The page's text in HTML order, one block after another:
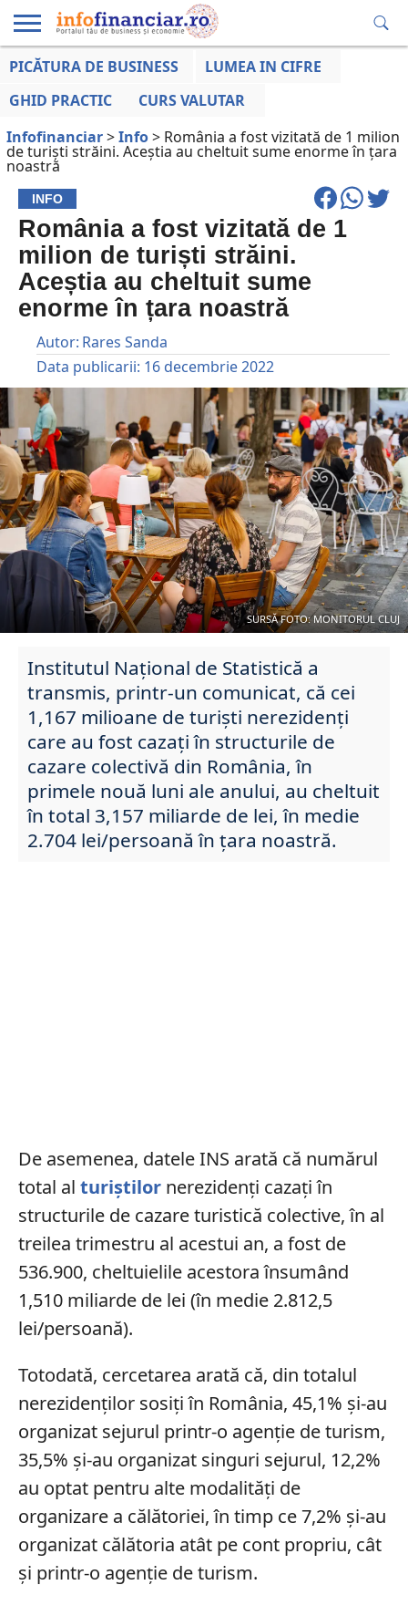
EDUCAȚIE
LA ZI
AFACERILOR
PICĂTURA DE BUSINESS
LUMEA IN CIFRE
GHID PRACTIC
CURS VALUTAR
Infofinanciar>Info> România a fost vizitată de 1 milion
de turiști străini. Aceștia au cheltuit sume enorme în țara
noastră
INFO
România a fost vizitată de 1
milion de turiști străini.
Aceștia au cheltuit sume
enorme în țara noastră
Autor: Rares Sanda
Data publicarii: 16 decembrie 2022
SURSĂ FOTO: MONITORUL CLUJ
Institutul Național de Statistică a
transmis, printr-un comunicat, că cei
1,167 milioane de turişti nerezidenţi
care au fost cazați în structurile de
cazare colectivă din România, în
primele nouă luni ale anului, au cheltuit
în total 3,157 miliarde de lei, în medie
2.704 lei/persoană în țara noastră.
De asemenea, datele INS arată că numărul
total al turiştilornerezidenţi cazaţi în
structurile de cazare turistică colective, în al
treilea trimestru al acestui an, a fost de
536.900, cheltuielile acestora însumând
1,510 miliarde de lei (în medie 2.812,5
lei/persoană).
Totodată, cercetarea arată că, din totalul
nerezidenţilor sosiţi în România, 45,1% şi-au
organizat sejurul printr-o agenţie de turism,
35,5% şi-au organizat singuri sejurul, 12,2%
au optat pentru alte modalităţi de
organizare a călătoriei, în timp ce 7,2% şi-au
organizat călătoria atât pe cont propriu, cât
şi printr-o agenţie de turism.